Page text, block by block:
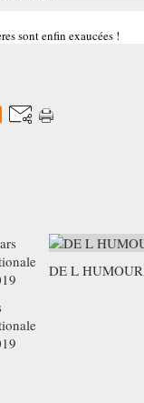
sont enfin exaucées !
DE L HUMOUR